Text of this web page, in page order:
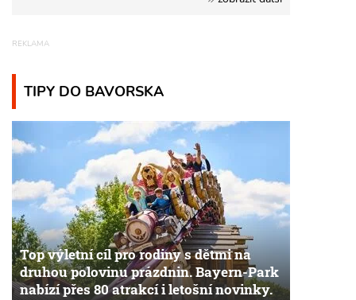
TIPY DO BAVORSKA
Top výletní cíl pro rodiny s dětmi na
druhou polovinu prázdnin. Bayern-Park
nabízí přes 80 atrakcí i letošní novinky.